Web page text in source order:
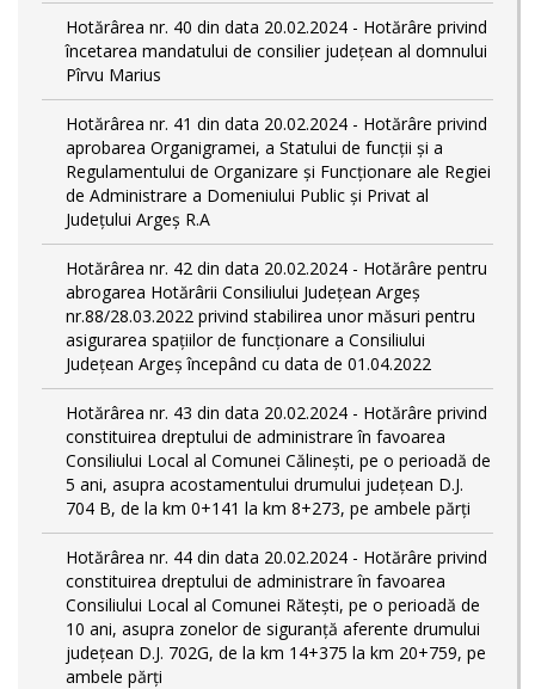
Hotărârea nr. 40 din data 20.02.2024 - Hotărâre privind
încetarea mandatului de consilier județean al domnului
Pîrvu Marius
Hotărârea nr. 41 din data 20.02.2024 - Hotărâre privind
aprobarea Organigramei, a Statului de funcţii și a
Regulamentului de Organizare și Funcționare ale Regiei
de Administrare a Domeniului Public și Privat al
Județului Argeș R.A
Hotărârea nr. 42 din data 20.02.2024 - Hotărâre pentru
abrogarea Hotărârii Consiliului Județean Argeș
nr.88/28.03.2022 privind stabilirea unor măsuri pentru
asigurarea spațiilor de funcționare a Consiliului
Județean Argeș începând cu data de 01.04.2022
Hotărârea nr. 43 din data 20.02.2024 - Hotărâre privind
constituirea dreptului de administrare în favoarea
Consiliului Local al Comunei Călinești, pe o perioadă de
5 ani, asupra acostamentului drumului județean D.J.
704 B, de la km 0+141 la km 8+273, pe ambele părți
Hotărârea nr. 44 din data 20.02.2024 - Hotărâre privind
constituirea dreptului de administrare în favoarea
Consiliului Local al Comunei Rătești, pe o perioadă de
10 ani, asupra zonelor de siguranță aferente drumului
județean D.J. 702G, de la km 14+375 la km 20+759, pe
ambele părți